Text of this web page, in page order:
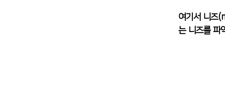
여기서 니즈
는 니즈를 파